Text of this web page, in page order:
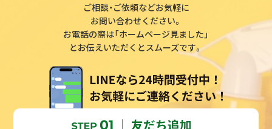
ご相談・ご依頼などお気軽に
お問い合わせください。
お電話の際は「ホームページ見ました」
とお伝えいただくとスムーズです。